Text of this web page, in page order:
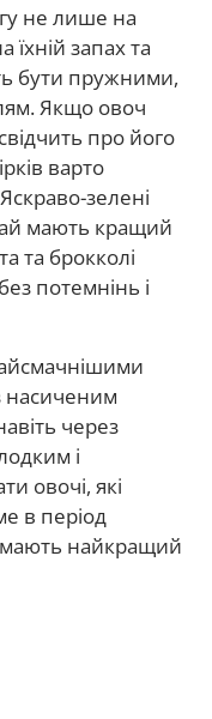
не лише на
їхній запах та
бути пружними,
Якщо овоч
про його
варто
зелені
мають кращий
та брокколі
потемнінь і
насиченим
через
і
овочі, які
в період
найкращий